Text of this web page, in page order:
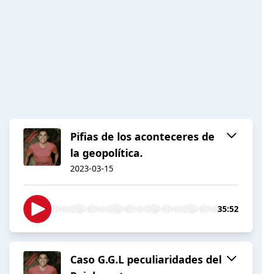
Pifias de los aconteceres de
la geopolítica.
2023-03-15
35:52
Caso G.G.L peculiaridades del